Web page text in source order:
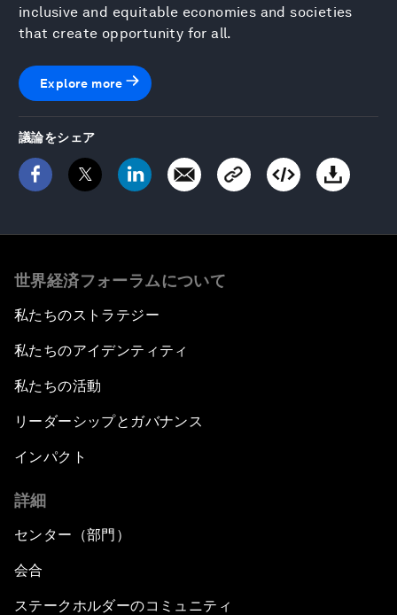
inclusive and equitable economies and societies
that create opportunity for all.
Explore more
議論をシェア
世界経済フォーラムについて
私たちのストラテジー
私たちのアイデンティティ
私たちの活動
リーダーシップとガバナンス
インパクト
詳細
センター（部門）
会合
ステークホルダーのコミュニティ